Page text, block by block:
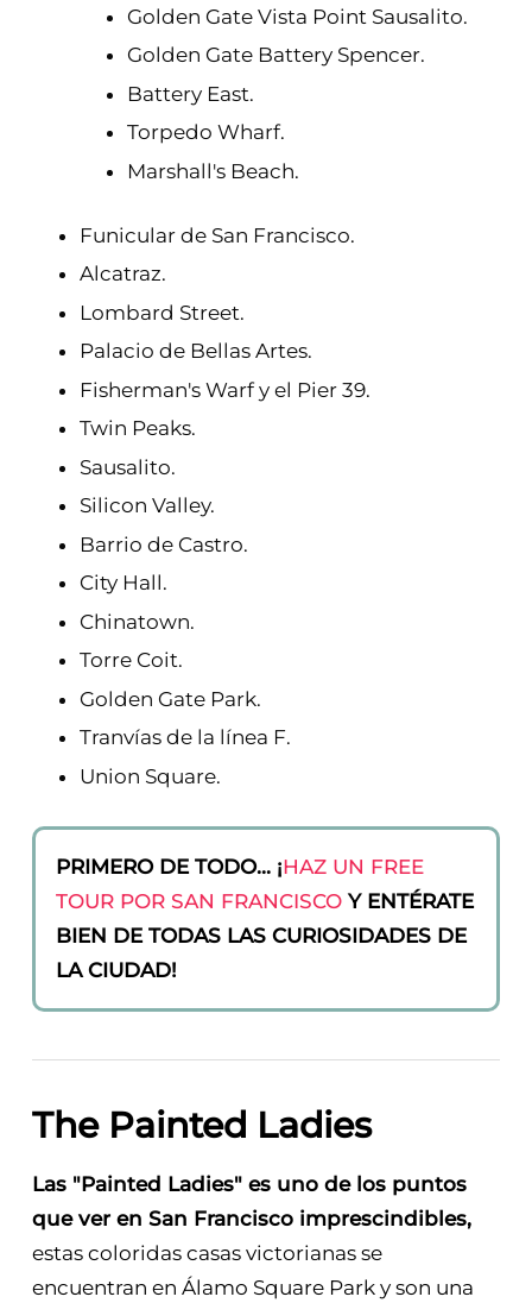
Golden Gate Vista Point Sausalito.
Golden Gate Battery Spencer.
Battery East.
Torpedo Wharf.
Marshall's Beach.
Funicular de San Francisco.
Alcatraz.
Lombard Street.
Palacio de Bellas Artes.
Fisherman's Warf y el Pier 39.
Twin Peaks.
Sausalito.
Silicon Valley.
Barrio de Castro.
City Hall.
Chinatown.
Torre Coit.
Golden Gate Park.
Tranvías de la línea F.
Union Square.
PRIMERO DE TODO... ¡HAZ UN FREE
TOUR POR SAN FRANCISCOY ENTÉRATE
BIEN DE TODAS LAS CURIOSIDADES DE
LA CIUDAD!
The Painted Ladies
Las "Painted Ladies" es uno de los puntos
que ver en San Francisco imprescindibles,
estas coloridas casas victorianas se
encuentran en Álamo Square Park y son una